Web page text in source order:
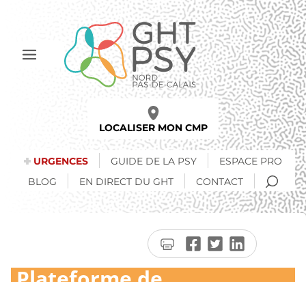
principal
Afficher
LOCALISER MON CMP
URGENCES GUIDE DE LA PSY
ESPACE PRO
BLOG
EN DIRECT DU GHT CONTACT
Imprimer
la
Partager
sur
Partager
sur
Partager
sur